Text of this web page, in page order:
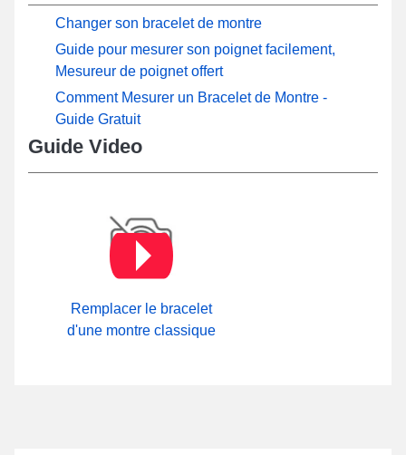
Changer son bracelet de montre
Guide pour mesurer son poignet facilement,
Mesureur de poignet offert
Comment Mesurer un Bracelet de Montre -
Guide Gratuit
Guide Video
Remplacer le bracelet
d'une montre classique